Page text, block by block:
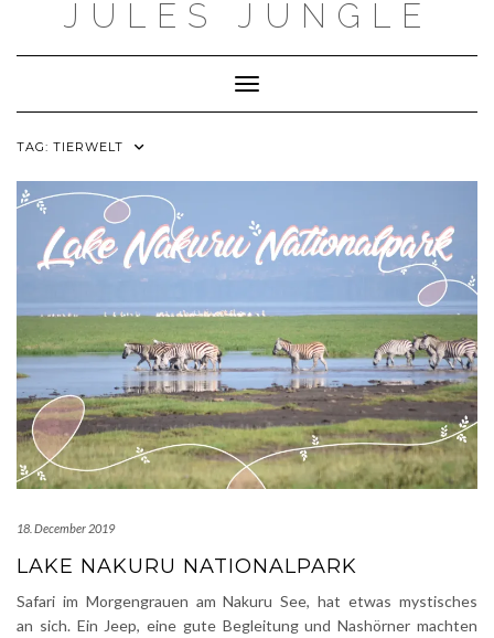
JULES JUNGLE
Toggle Navigation
TAG: TIERWELT
18. December 2019
LAKE NAKURU NATIONALPARK
Safari im Morgengrauen am Nakuru See, hat etwas mystisches
an sich. Ein Jeep, eine gute Begleitung und Nashörner machten